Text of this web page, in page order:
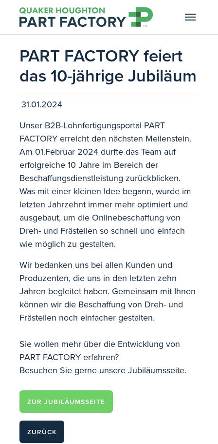
Skip to main navigation
Skip to main content
Skip to page footer
PART FACTORY feiert
das 10-jährige Jubiläum
31.01.2024
Unser B2B-Lohnfertigungsportal PART
FACTORY erreicht den nächsten Meilenstein.
Am 01.Februar 2024 durfte das Team auf
erfolgreiche 10 Jahre im Bereich der
Beschaffungsdienstleistung zurückblicken.
Was mit einer kleinen Idee begann, wurde im
letzten Jahrzehnt immer mehr optimiert und
ausgebaut, um die Onlinebeschaffung von
Dreh- und Frästeilen so schnell und einfach
wie möglich zu gestalten.
Wir bedanken uns bei allen Kunden und
Produzenten, die uns in den letzten zehn
Jahren begleitet haben. Gemeinsam mit Ihnen
können wir die Beschaffung von Dreh- und
Frästeilen noch einfacher gestalten.
Sie wollen mehr über die Entwicklung von
PART FACTORY erfahren?
Besuchen Sie gerne unsere Jubiläumsseite.
ZUR JUBILÄUMSSEITE
ZURÜCK